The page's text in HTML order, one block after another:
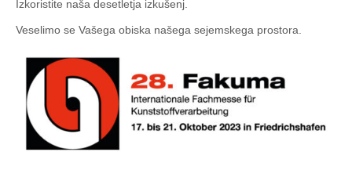
Izkoristite naša desetletja izkušenj.
Veselimo se Vašega obiska našega sejemskega prostora.